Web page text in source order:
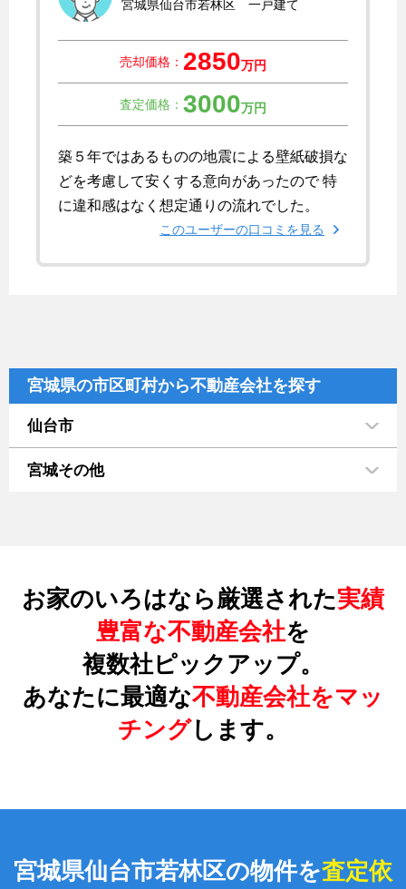
宮城県仙台市若林区 一戸建て
売却価格： 2850万円
査定価格： 3000万円
築５年ではあるものの地震による壁紙破損な
どを考慮して安くする意向があったので 特
に違和感はなく想定通りの流れでした。
このユーザーの口コミを見る
宮城県の市区町村から不動産会社を探す
仙台市
宮城その他
お家のいろはなら厳選された実績
豊富な不動産会社を
複数社ピックアップ。
あなたに最適な不動産会社をマッ
チングします。
宮城県仙台市若林区の物件を査定依